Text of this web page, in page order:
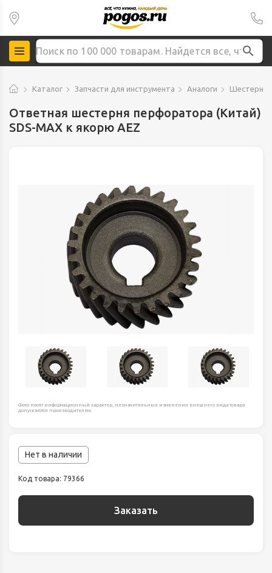
Каталог Запчасти для инструмента Аналоги
Ответная шестерня перфоратора (Китай)
SDS-MAX к якорю AEZ
Фото носят информационный характер, незначительные изменения внешнего вида товара
допускаются производителем.
Нет в наличии
Код товара: 79366
Заказать